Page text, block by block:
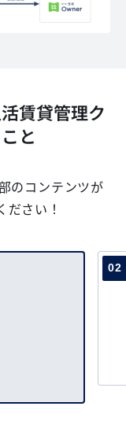
賃貸管理ク
と
のコンテンツが
ださい！
02